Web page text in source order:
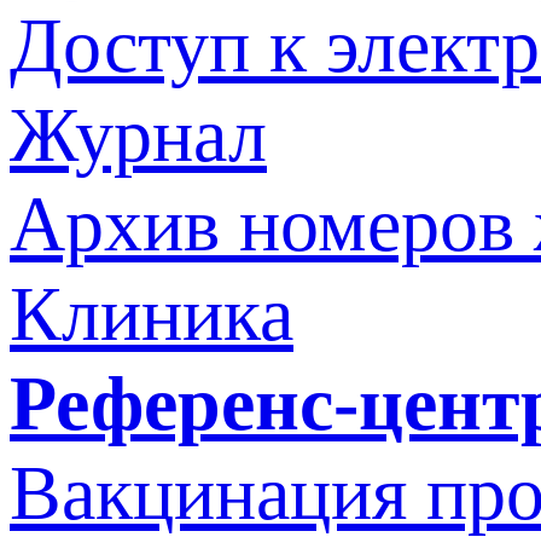
Доступ к
Журнал
Архив номеров
Клиника
Референс-
Вакцинация